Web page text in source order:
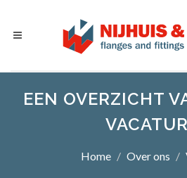
EEN OVERZICHT
Home Over ons